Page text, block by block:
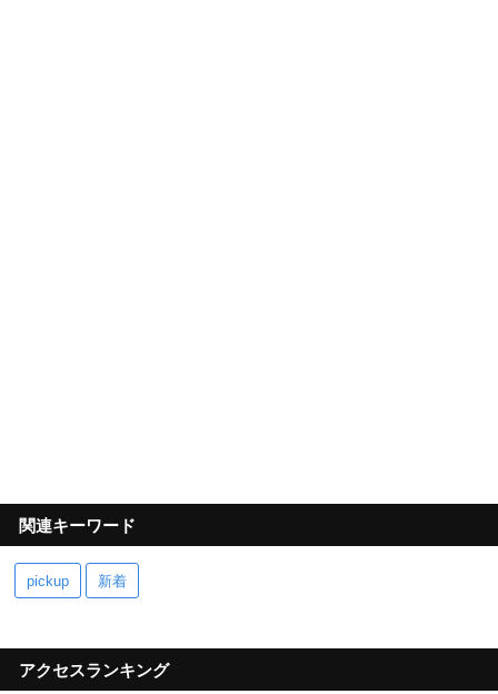
関連キーワード
pickup 新着
アクセスランキング